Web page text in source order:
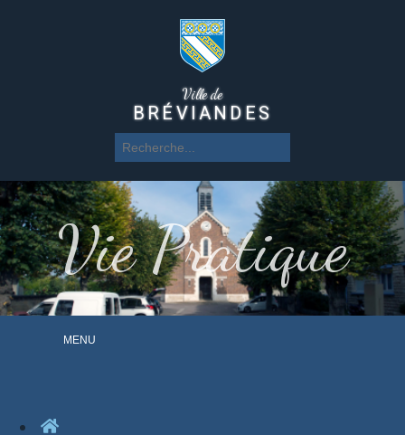
Ville de
BRÉVIANDES
Vie Pratique
MENU